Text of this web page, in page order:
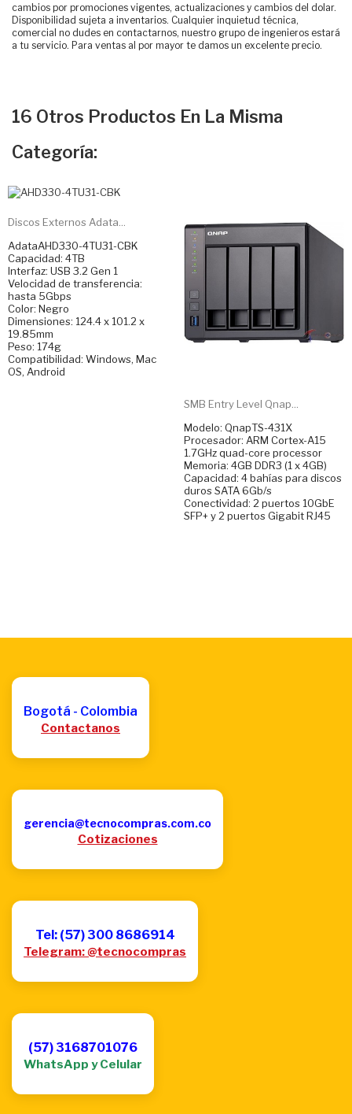
cambios por promociones vigentes, actualizaciones y cambios del dolar.
Disponibilidad sujeta a inventarios. Cualquier inquietud técnica,
comercial no dudes en contactarnos, nuestro grupo de ingenieros estará
a tu servicio. Para ventas al por mayor te damos un excelente precio.
16 Otros Productos En La Misma
Categoría:
Discos Externos Adata...
AdataAHD330-4TU31-CBK
Capacidad: 4TB
Interfaz: USB 3.2 Gen 1
Velocidad de transferencia:
hasta 5Gbps
Color: Negro
Dimensiones: 124.4 x 101.2 x
19.85mm
Peso: 174g
Compatibilidad: Windows, Mac
OS, Android
SMB Entry Level Qnap...
Modelo: QnapTS-431X
Procesador: ARM Cortex-A15
1.7GHz quad-core processor
Memoria: 4GB DDR3 (1 x 4GB)
Capacidad: 4 bahías para discos
duros SATA 6Gb/s
Conectividad: 2 puertos 10GbE
SFP+ y 2 puertos Gigabit RJ45
Bogotá - Colombia
Contactanos
gerencia@tecnocompras.com.co
Cotizaciones
Tel: (57) 300 8686914
Telegram: @tecnocompras
(57) 3168701076
WhatsApp y Celular